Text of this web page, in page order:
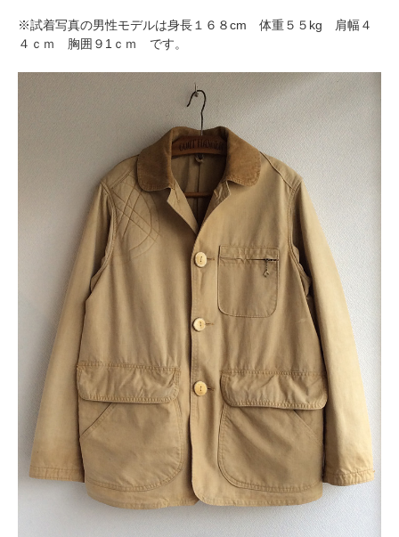
※試着写真の男性モデルは身長１６８cm 体重５５kg 肩幅４
４ｃｍ 胸囲９1ｃｍ です。